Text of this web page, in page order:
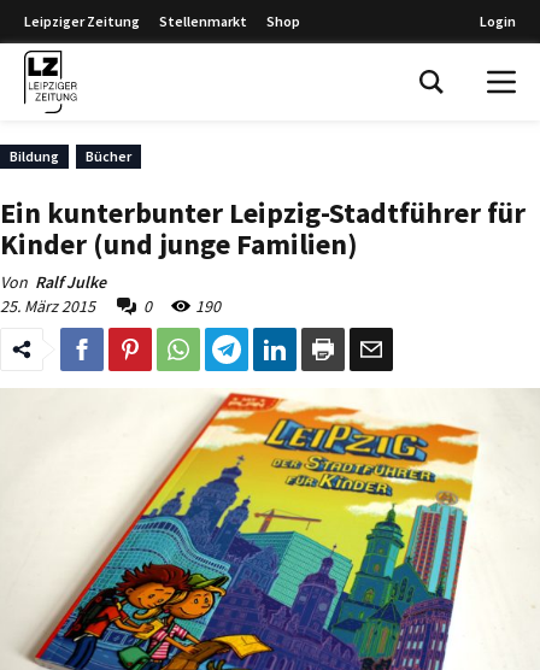
Leipziger Zeitung Stellenmarkt Shop Login
Bildung Bücher
Ein kunterbunter Leipzig-Stadtführer für
Kinder (und junge Familien)
Von Ralf Julke
25. März 2015
0 190